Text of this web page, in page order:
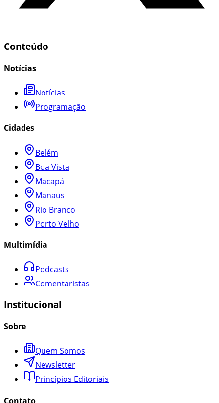
Conteúdo
Notícias
Notícias
Programação
Cidades
Belém
Boa Vista
Macapá
Manaus
Rio Branco
Porto Velho
Multimídia
Podcasts
Comentaristas
Institucional
Sobre
Quem Somos
Newsletter
Princípios Editoriais
Contato